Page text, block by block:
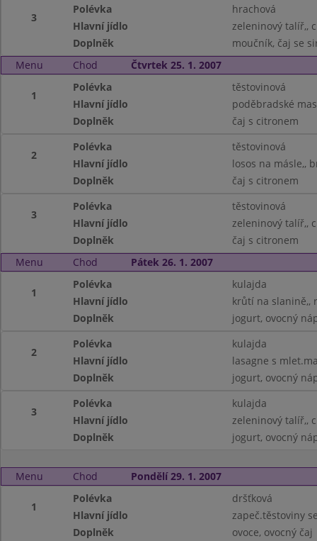
3
Polévka
hrachová
Hlavní jídlo
zeleninový talíř,,
Doplněk
moučník, čaj se
Menu
Chod Čtvrtek 25. 1. 2007
1
Polévka
těstovinová
Hlavní jídlo
poděbradské
Doplněk
čaj s citronem
2
Polévka
těstovinová
Hlavní jídlo
losos na másle,,
Doplněk
čaj s citronem
3
Polévka
těstovinová
Hlavní jídlo
zeleninový talíř,,
Doplněk
čaj s citronem
Menu
Chod Pátek 26. 1. 2007
1
Polévka
kulajda
Hlavní jídlo
krůtí na slanině,,
Doplněk
jogurt, ovocný
2
Polévka
kulajda
Hlavní jídlo
lasagne s
Doplněk
jogurt, ovocný
3
Polévka
kulajda
Hlavní jídlo
zeleninový talíř,,
Doplněk
jogurt, ovocný
Menu Chod Pondělí 29. 1. 2007
1
Polévka
dršťková
Hlavní jídlo
zapeč.těstoviny
Doplněk
ovoce, ovocný čaj